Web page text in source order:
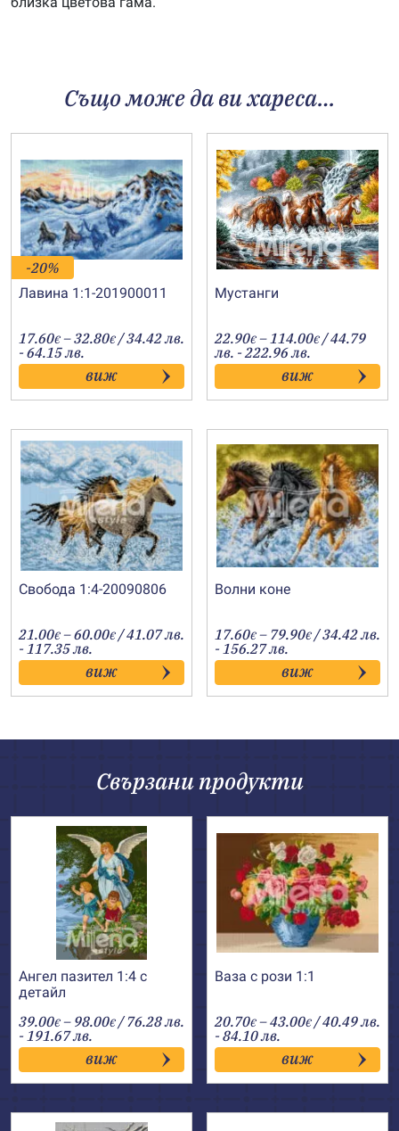
Също може да ви хареса…
-20%
Лавина 1:1-201900011
17.60€ –32.80€Price
range:
17.60€
through
32.80€
/ 34.42 лв.
- 64.15 лв.
виж
Мустанги
22.90€ –114.00€Price
range:
22.90€
through
114.00€
/ 44.79
лв. - 222.96 лв.
виж
Свобода 1:4-20090806
21.00€ –60.00€Price
range:
21.00€
through
60.00€
/ 41.07 лв.
- 117.35 лв.
виж
Волни коне
17.60€ – 79.90€Price
range:
17.60€
through
79.90€
/ 34.42 лв.
- 156.27 лв.
виж
Свързани продукти
Ангел пазител 1:4 с
детайл
39.00€ – 98.00€Price
range:
39.00€
through
98.00€
/ 76.28 лв.
- 191.67 лв.
виж
Ваза с рози 1:1
20.70€ –43.00€Price
range:
20.70€
through
43.00€
/ 40.49 лв.
- 84.10 лв.
виж